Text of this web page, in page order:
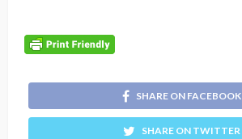
SHARE ON FACEBOOK
SHARE ON TWITTER